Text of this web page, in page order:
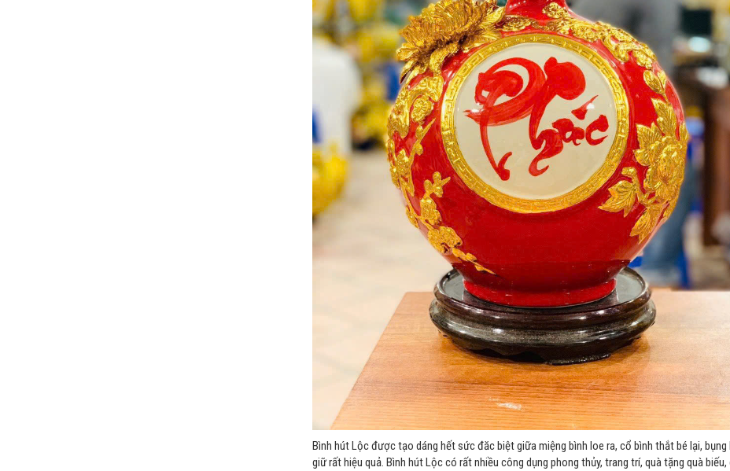
Bình hút Lộc được tạo dáng hết sức đăc biệt giữa miệng bình loe ra, cổ bình thắt bé lại,
giữ rất hiệu quả. Bình hút Lộc có rất nhiều công dụng phong thủy, trang trí, quà tặng quà